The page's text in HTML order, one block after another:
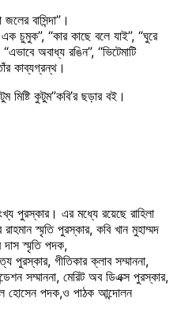
বাসিন্দা”।
চুমুক”, “কার কাছে বলে যাই”, “ঘুরে
অবাধ্য রঙিন”, “ভিটেমাটি
কাব্যগ্রন্থ।
মিষ্টি কুটুম”কবি’র ছড়ার বই।
পুরস্কার। এর মধ্যে রয়েছে রাহিলা
স্মৃতি পুরস্কার, কবি খান মুহাম্মদ
দাস স্মৃতি পদক,
পুরস্কার, গীতিকার ক্লাব সম্মাননা,
সম্মাননা, মেরিট অব ডিএক্স পুরস্কার,
হোসেন পদক,ও পাঠক আন্দোলন